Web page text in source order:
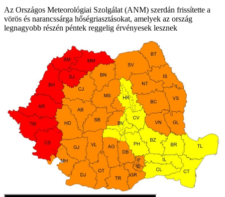
Az Országos Meteorológiai Szolgálat (ANM) szerdán frissítette a
vörös és narancssárga hőségriasztásokat, amelyek az ország
legnagyobb részén péntek reggelig érvényesek lesznek